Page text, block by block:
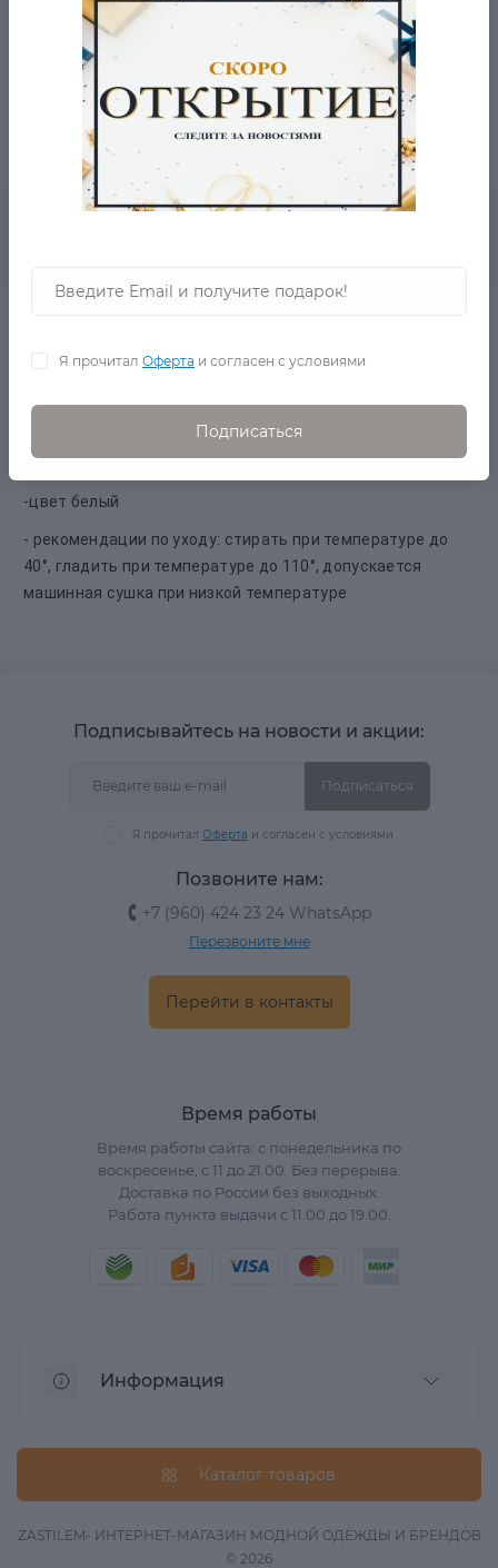
ВОПРОС-ОТВЕТ
- 5% ОТ ЦЕНЫ ОТ 2-Х ТОВАРОВ
Белое,с узорами платьице.
- производство: Турция
- материал верха: хлопок
-цвет белый
- рекомендации по уходу: стирать при температуре до
40°, гладить при температуре до 110°, допускается
машинная сушка при низкой температуре
Подписывайтесь на новости и акции:
Подписаться
Я прочитал Оферта и согласен с условиями
Позвоните нам:
+7 (960) 424 23 24 WhatsApp
Перезвоните мне
Перейти в контакты
Время работы
Время работы сайта: с понедельника по
воскресенье, с 11 до 21.00. Без перерыва.
Доставка по России без выходных.
Работа пункта выдачи с 11.00 до 19.00.
Информация
Информация о доставке
Оферта
Каталог товаров
ZASTILEM- ИНТЕРНЕТ-МАГАЗИН МОДНОЙ ОДЕЖДЫ И БРЕНДОВ
© 2026
Я прочитал Оферта и согласен с условиями
Подписаться